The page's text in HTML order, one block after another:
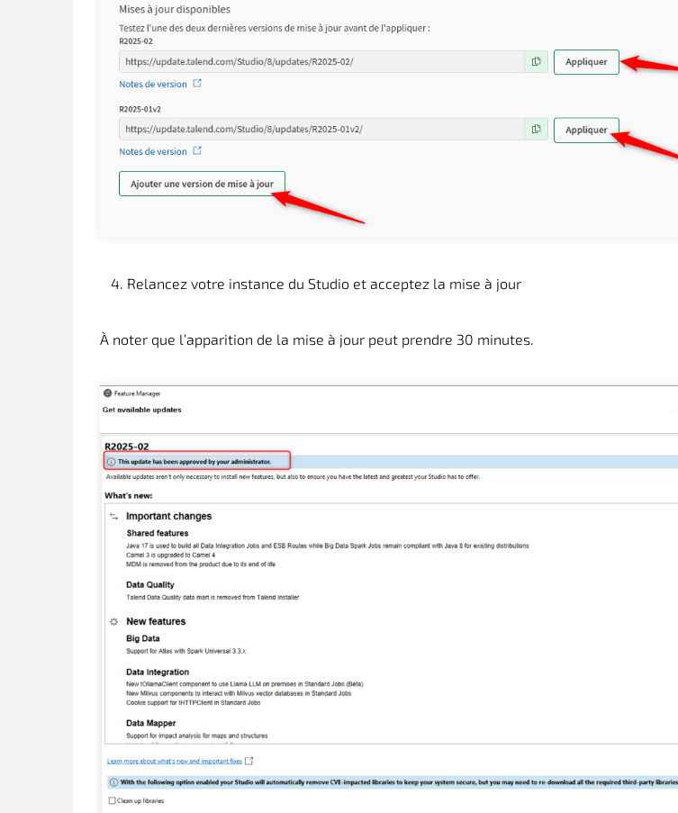
Relancez votre instance du Studio et acceptez la mise à jour
À noter que l’apparition de la mise à jour peut prendre 30 minutes.